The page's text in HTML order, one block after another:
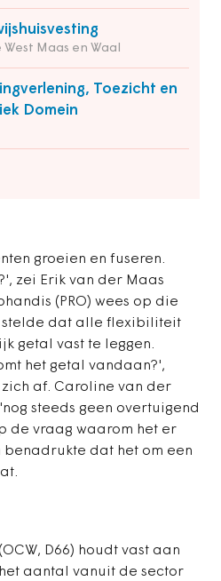
Maas en Waal
Toezicht en
Domein
groeien en fuseren.
zei Erik van der Maas
(PRO) wees op die
stelde dat alle flexibiliteit
getal vast te leggen.
het getal vandaan?',
zich af. Caroline van der
steeds geen overtuigend
de vraag waarom het er
dat het om een
D66) houdt vast aan
aantal vanuit de sector